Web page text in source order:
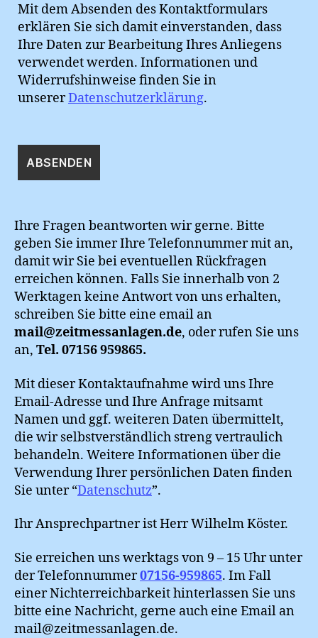
Mit dem Absenden des Kontaktformulars
erklären Sie sich damit einverstanden, dass
Ihre Daten zur Bearbeitung Ihres Anliegens
verwendet werden. Informationen und
Widerrufshinweise finden Sie in
unsererDatenschutzerklärung.
Ihre Fragen beantworten wir gerne. Bitte
geben Sie immer Ihre Telefonnummer mit an,
damit wir Sie bei eventuellen Rückfragen
erreichen können. Falls Sie innerhalb von 2
Werktagen keine Antwort von uns erhalten,
schreiben Sie bitte eine email an
mail@zeitmessanlagen.de, oder rufen Sie uns
an, Tel. 07156 959865.
Mit dieser Kontaktaufnahme wird uns Ihre
Email-Adresse und Ihre Anfrage mitsamt
Namen und ggf. weiteren Daten übermittelt,
die wir selbstverständlich streng vertraulich
behandeln. Weitere Informationen über die
Verwendung Ihrer persönlichen Daten finden
Sie unter “Datenschutz”.
Ihr Ansprechpartner ist Herr Wilhelm Köster.
Sie erreichen uns werktags von 9 – 15 Uhr unter
der Telefonnummer07156-959865. Im Fall
einer Nichterreichbarkeit hinterlassen Sie uns
bitte eine Nachricht, gerne auch eine Email an
mail@zeitmessanlagen.de.